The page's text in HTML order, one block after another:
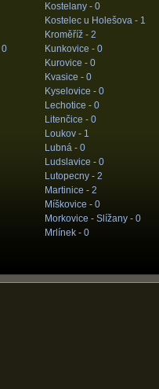
0
Kostelany - 0
Kostelec u Holešova - 1
Kroměříž - 2
Kunkovice - 0
Kurovice - 0
Kvasice - 0
Kyselovice - 0
Lechotice - 0
Litenčice - 0
Loukov - 1
Lubná - 0
Ludslavice - 0
Lutopecny - 2
Martinice - 2
Míškovice - 0
Morkovice - Slížany - 0
Mrlínek - 0